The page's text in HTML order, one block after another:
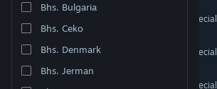
Bhs. Bulgaria
Bhs. Ceko
Bhs. Denmark
Bhs. Jerman